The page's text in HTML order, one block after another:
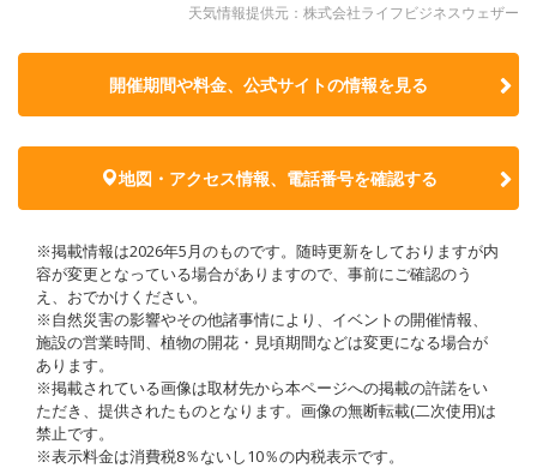
天気情報提供元：株式会社ライフビジネスウェザー
開催期間や料金、公式サイトの情報を見る
地図・アクセス情報、電話番号を確認する
※掲載情報は2026年5月のものです。随時更新をしておりますが内
容が変更となっている場合がありますので、事前にご確認のう
え、おでかけください。
※自然災害の影響やその他諸事情により、イベントの開催情報、
施設の営業時間、植物の開花・見頃期間などは変更になる場合が
あります。
※掲載されている画像は取材先から本ページへの掲載の許諾をい
ただき、提供されたものとなります。画像の無断転載(二次使用)は
禁止です。
※表示料金は消費税8％ないし10％の内税表示です。